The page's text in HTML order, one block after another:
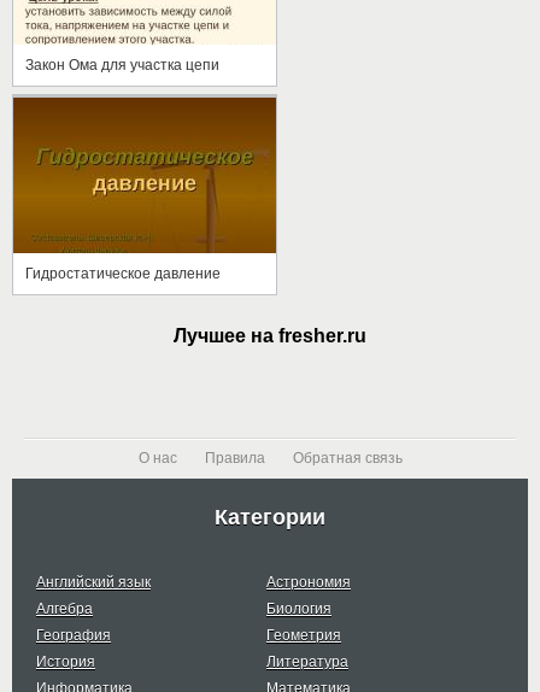
Закон Ома для участка цепи
Гидростатическое давление
Лучшее на fresher.ru
О нас Правила Обратная связь
Категории
Английский язык
Астрономия
Алгебра
Биология
География
Геометрия
История
Литература
Информатика
Математика